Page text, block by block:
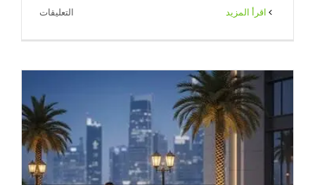
التعليقات
|
ضيافة
الكويت
–
65080771